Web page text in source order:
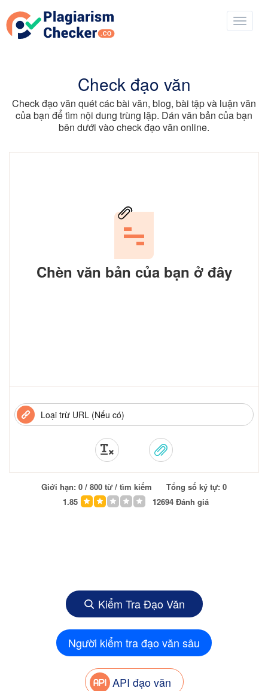
Check đạo văn
Check đạo văn quét các bài văn, blog, bài tập và luận văn
của bạn để tìm nội dung trùng lặp. Dán văn bản của bạn
bên dưới vào check đạo văn online.
Chèn văn bản của bạn ở đây
Giới hạn: 0 / 800 từ / tìm kiếm Tổng số ký tự: 0
1.85
12694Đánh giá
Kiểm Tra Đạo Văn
Người kiểm tra đạo văn sâu
API đạo văn